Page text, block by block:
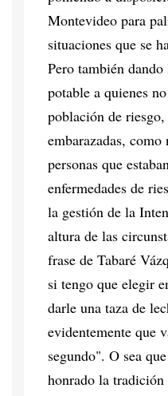
Montevideo para
situaciones que se
Pero también
potable a quienes
población de
embarazadas,
personas que
enfermedades de
la gestión de la
altura de las
frase de Tabaré
si tengo que elegir
darle una taza de
evidentemente que
segundo". O sea
honrado la